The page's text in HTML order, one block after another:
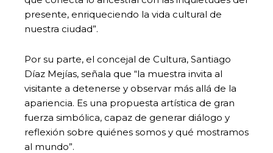
presente, enriqueciendo la vida cultural de
nuestra ciudad”.
Por su parte, el concejal de Cultura, Santiago
Díaz Mejías, señala que “la muestra invita al
visitante a detenerse y observar más allá de la
apariencia. Es una propuesta artística de gran
fuerza simbólica, capaz de generar diálogo y
reflexión sobre quiénes somos y qué mostramos
al mundo”.